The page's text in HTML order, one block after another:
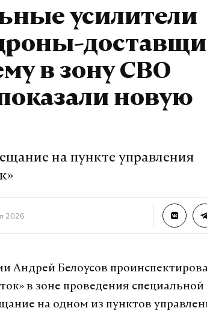
усилители
в зону СВО
новую
на пункте управления
2026
Андрей Белоусов
в зоне проведения
на одном из пунктов